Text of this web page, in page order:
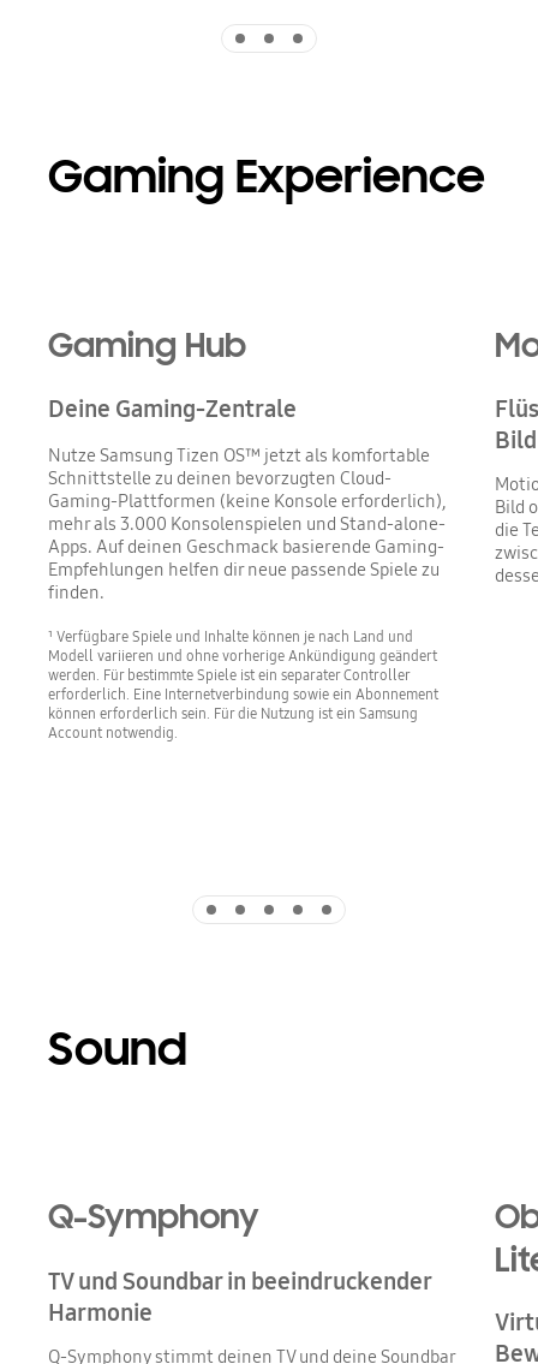
Gaming Experience
Gaming Hub
Deine Gaming-Zentrale
Nutze Samsung Tizen OS™ jetzt als komfortable
Schnittstelle zu deinen bevorzugten Cloud-
Gaming-Plattformen (keine Konsole erforderlich),
mehr als 3.000 Konsolenspielen und Stand-alone-
Apps. Auf deinen Geschmack basierende Gaming-
Empfehlungen helfen dir neue passende Spiele zu
finden.​
¹ Verfügbare Spiele und Inhalte können je nach Land und
Modell variieren und ohne vorherige Ankündigung geändert
werden. Für bestimmte Spiele ist ein separater Controller
erforderlich. Eine Internetverbindung sowie ein Abonnement
können erforderlich sein. Für die Nutzung ist ein Samsung
Account notwendig.
Bild
Bild
die
Sound
Q-Symphony
TV und Soundbar in beeindruckender
Harmonie
Q-Symphony stimmt deinen TV und deine Soundbar